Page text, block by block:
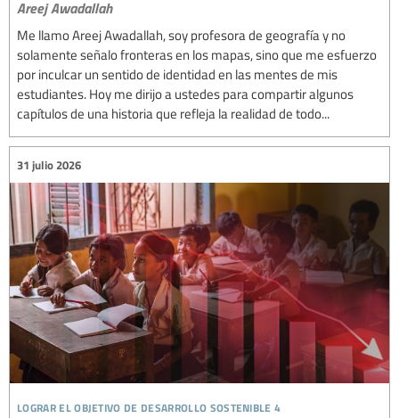
Areej Awadallah
Me llamo Areej Awadallah, soy profesora de geografía y no
solamente señalo fronteras en los mapas, sino que me esfuerzo
por inculcar un sentido de identidad en las mentes de mis
estudiantes. Hoy me dirijo a ustedes para compartir algunos
capítulos de una historia que refleja la realidad de todo...
lograr el objetivo de desarrollo sostenible 4
31 julio 2026